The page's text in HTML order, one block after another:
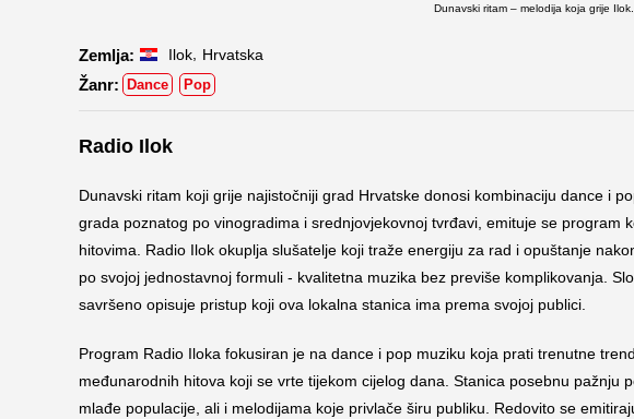
Dunavski ritam – melodija koja grije Ilok.
Ilok Hrvatska
Dance Pop
Radio Ilok
Dunavski ritam koji grije najistočniji grad Hrvatske donosi kombinaciju dance i
grada poznatog po vinogradima i srednjovjekovnoj tvrđavi, emituje se program
hitovima. Radio Ilok okuplja slušatelje koji traže energiju za rad i opuštanje
po svojoj jednostavnoj formuli - kvalitetna muzika bez previše komplikovanja.
savršeno opisuje pristup koji ova lokalna stanica ima prema svojoj publici.
Program Radio Iloka fokusiran je na dance i pop muziku koja prati trenutne
međunarodnih hitova koji se vrte tijekom cijelog dana. Stanica posebnu pažnju
mlađe populacije, ali i melodijama koje privlače širu publiku. Redovito se